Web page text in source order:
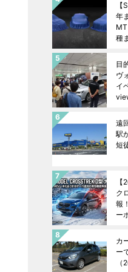
年
種
目
ヴ
イ
遠
駅
短
ク
報
ー
カ
ー
（